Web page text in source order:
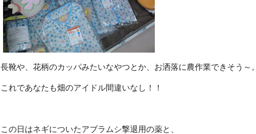
長靴や、花柄のカッパみたいなやつとか、お洒落に農作業できそう～。
これであなたも畑のアイドル間違いなし！！
この日はネギについたアブラムシ撃退用の薬と、